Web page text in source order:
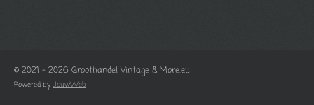
© 2021 - 2026 Groothandel Vintage & More.eu
Powered by JouwWeb